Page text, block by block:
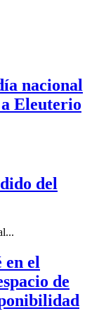
nacional
Eleuterio
del
en el
de